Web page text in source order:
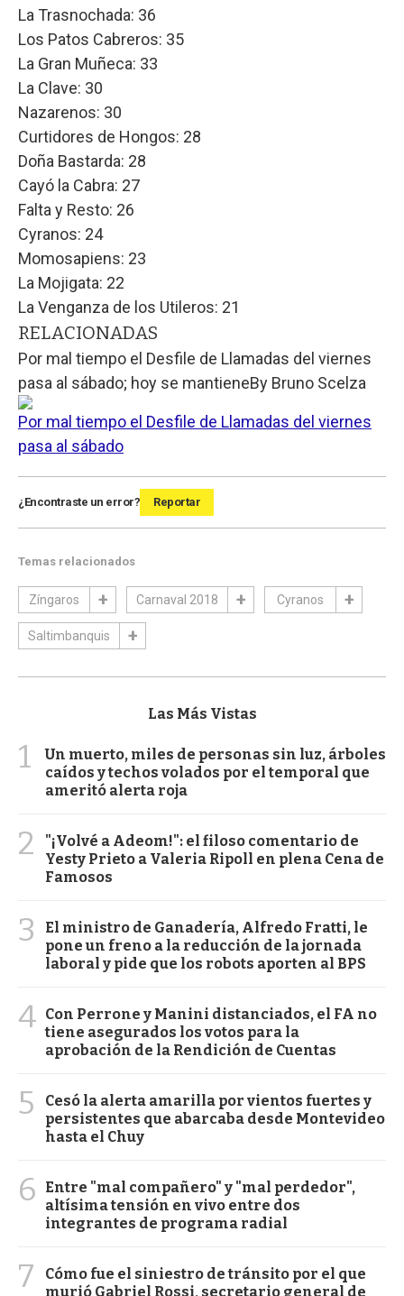
La Trasnochada: 36
Los Patos Cabreros: 35
La Gran Muñeca: 33
La Clave: 30
Nazarenos: 30
Curtidores de Hongos: 28
Doña Bastarda: 28
Cayó la Cabra: 27
Falta y Resto: 26
Cyranos: 24
Momosapiens: 23
La Mojigata: 22
La Venganza de los Utileros: 21
RELACIONADAS
Por mal tiempo el Desfile de Llamadas del viernes
pasa al sábado; hoy se mantieneBy Bruno Scelza
Por mal tiempo el Desfile de Llamadas del viernes
pasa al sábado
¿Encontraste un error? Reportar
Temas relacionados
Zíngaros Carnaval 2018 Cyranos
Saltimbanquis
Las Más Vistas
1
Un muerto, miles de personas sin luz, árboles
caídos y techos volados por el temporal que
ameritó alerta roja
2
"¡Volvé a Adeom!": el filoso comentario de
Yesty Prieto a Valeria Ripoll en plena Cena de
Famosos
3
El ministro de Ganadería, Alfredo Fratti, le
pone un freno a la reducción de la jornada
laboral y pide que los robots aporten al BPS
4 Con Perrone y Manini distanciados, el FA no
tiene asegurados los votos para la
aprobación de la Rendición de Cuentas
5
Cesó la alerta amarilla por vientos fuertes y
persistentes que abarcaba desde Montevideo
hasta el Chuy
6
Entre "mal compañero" y "mal perdedor",
altísima tensión en vivo entre dos
integrantes de programa radial
7
Cómo fue el siniestro de tránsito por el que
murió Gabriel Rossi, secretario general de